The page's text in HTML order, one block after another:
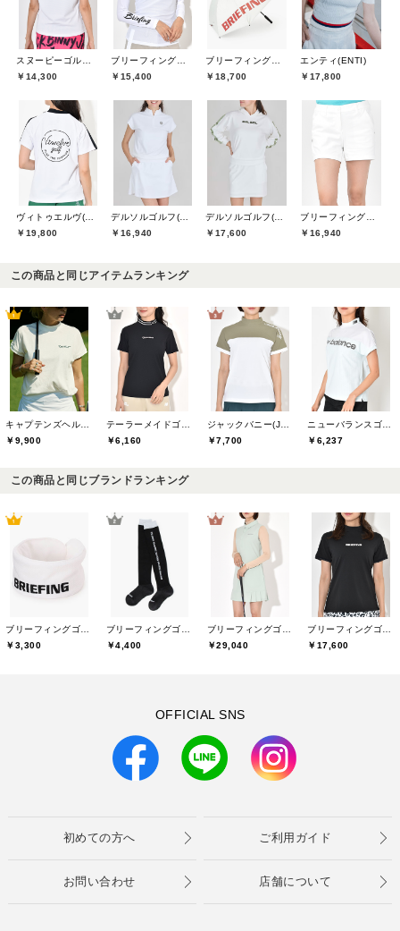
￥14,300
￥15,400
￥18,700
エンティ(ENTI)
￥17,800
￥19,800
￥16,940
￥17,600
￥16,940
この商品と同じアイテムランキング
￥9,900
￥6,160
￥7,700
￥6,237
この商品と同じブランドランキング
ブリーフィングゴルフ(BRIEFING GOLF)
￥3,300
ブリーフィングゴルフ(BRIEFING GOLF)
￥4,400
ブリーフィングゴルフ(BRIEFING GOLF)
￥29,040
ブリーフィングゴルフ(BRIEFING GOLF)
￥17,600
OFFICIAL SNS
初めての方へ ご利用ガイド
お問い合わせ 店舗について